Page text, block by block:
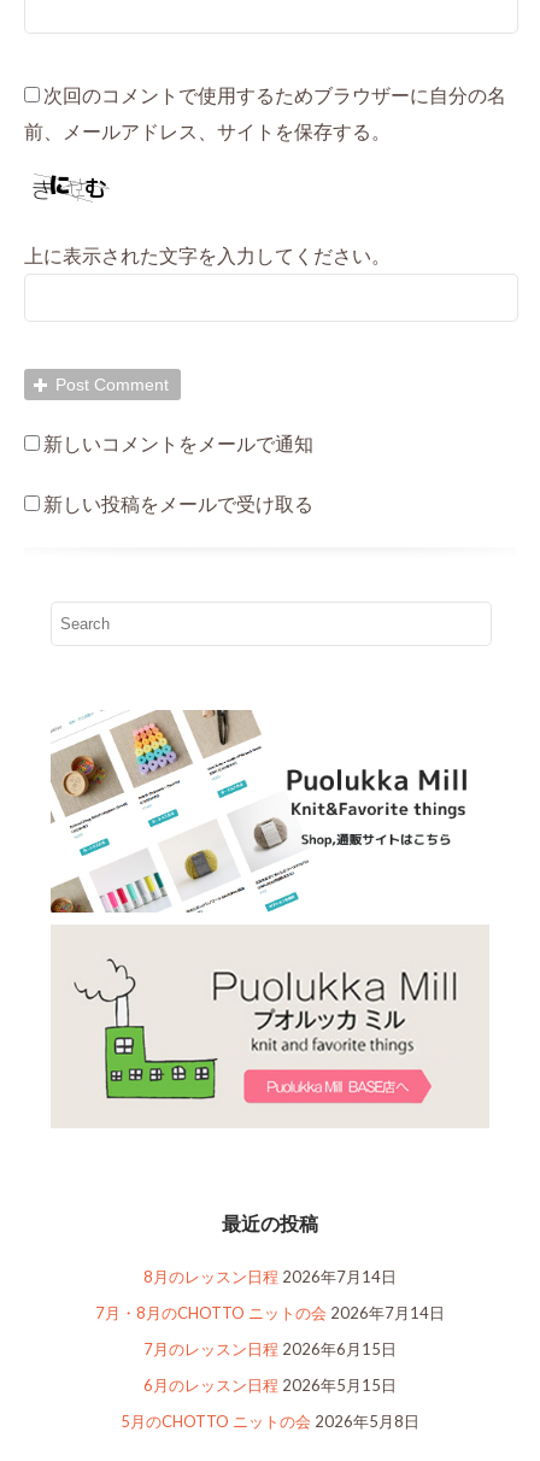
次回のコメントで使用するためブラウザーに自分の名
前、メールアドレス、サイトを保存する。
上に表示された文字を入力してください。
新しいコメントをメールで通知
新しい投稿をメールで受け取る
最近の投稿
8月のレッスン日程 2026年7月14日
7月・8月のCHOTTO ニットの会 2026年7月14日
7月のレッスン日程 2026年6月15日
6月のレッスン日程 2026年5月15日
5月のCHOTTO ニットの会 2026年5月8日